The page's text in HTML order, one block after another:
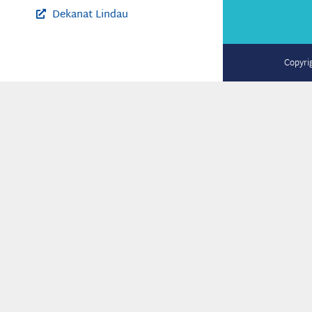
Dekanat Lindau